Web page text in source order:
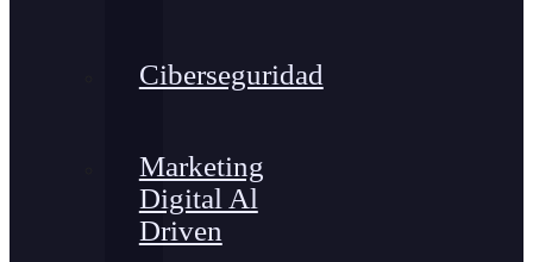
Ciberseguridad
Marketing
Digital Al
Driven